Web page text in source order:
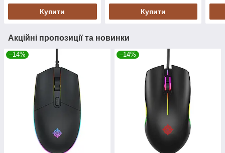
Купити Купити
Акційні пропозиції та новинки
–14% –14%